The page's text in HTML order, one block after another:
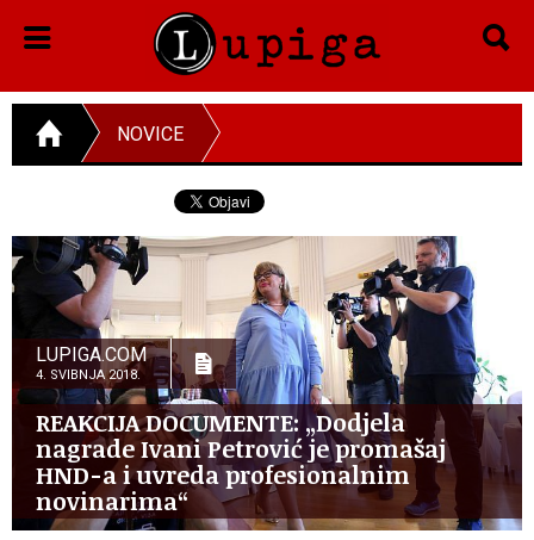
NOVICE
LUPIGA.COM
4. SVIBNJA 2018.
REAKCIJA DOCUMENTE: „Dodjela
nagrade Ivani Petrović je promašaj
HND-a i uvreda profesionalnim
novinarima“